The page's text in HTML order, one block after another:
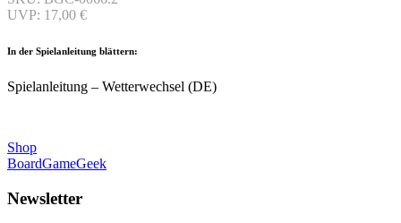
UVP: 17,00 €
In der Spielanleitung blättern:
Spielanleitung – Wetterwechsel (DE)
Shop
BoardGameGeek
Newsletter